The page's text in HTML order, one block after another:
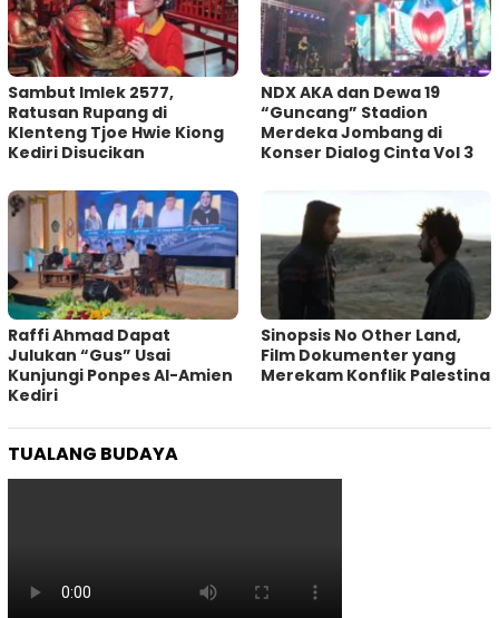
Sambut Imlek 2577,
Ratusan Rupang di
Klenteng Tjoe Hwie Kiong
Kediri Disucikan
NDX AKA dan Dewa 19
“Guncang” Stadion
Merdeka Jombang di
Konser Dialog Cinta Vol 3
Raffi Ahmad Dapat
Julukan “Gus” Usai
Kunjungi Ponpes Al-Amien
Kediri
Sinopsis No Other Land,
Film Dokumenter yang
Merekam Konflik Palestina
TUALANG BUDAYA